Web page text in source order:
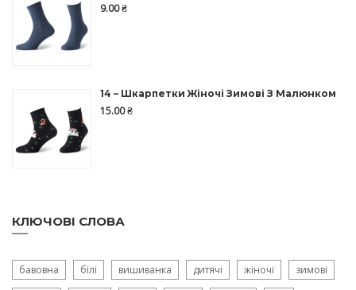
9.00₴
14 – Шкарпетки Жіночі Зимові З Малюнком
15.00₴
КЛЮЧОВІ СЛОВА
бавовна білі вишиванка дитячі жіночі зимові